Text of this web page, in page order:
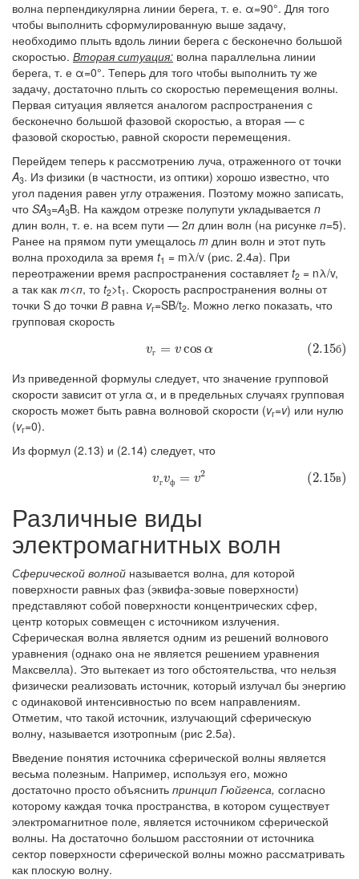
волна перпендикулярна линии берега, т. е. α=90°. Для того
чтобы выполнить сформулированную выше задачу,
необходимо плыть вдоль линии берега с бесконечно большой
скоростью. Вторая ситуация: волна параллельна линии
берега, т. е α=0°. Теперь для того чтобы выполнить ту же
задачу, достаточно плыть со скоростью перемещения волны.
Первая ситуация является аналогом распространения с
бесконечно большой фазовой скоростью, а вторая — с
фазовой скоростью, равной скорости перемещения.
Перейдем теперь к рассмотрению луча, отраженного от точки
A3. Из физики (в частности, из оптики) хорошо известно, что
угол падения равен углу отражения. Поэтому можно записать,
что SA3=A3B. На каждом отрезке полупути укладывается n
длин волн, т. е. на всем пути — 2п длин волн (на рисунке п=5).
Ранее на прямом пути умещалось m длин волн и этот путь
волна проходила за время t1 = mλ/v (рис. 2.4а). При
переотражении время распространения составляетt2 = nλ/v,
а так как т<п, то t2>t1 . Скорость распространения волны от
точки S до точки В равна vг=SB/t2. Можно легко показать, что
групповая скорость
vг = vcos α (2.15б)
(2.15б) vг=vcos
Из приведенной формулы следует, что значение групповой
скорости зависит от угла α, и в предельных случаях групповая
скорость может быть равна волновой скорости (vг=v) или нулю
(vг=0).
Из формул (2.13) и (2.14) следует, что
vгvф = v2 (2.15в)
(2.15в) vгv ф=
Различные виды
электромагнитных волн
Сферической волной называется волна, для которой
поверхности равных фаз (эквифа-зовые поверхности)
представляют собой поверхности концентрических сфер,
центр которых совмещен с источником излучения.
Сферическая волна является одним из решений волнового
уравнения (однако она не является решением уравнения
Максвелла). Это вытекает из того обстоятельства, что нельзя
физически реализовать источник, который излучал бы энергию
с одинаковой интенсивностью по всем направлениям.
Отметим, что такой источник, излучающий сферическую
волну, называется изотропным (рис 2.5а).
Введение понятия источника сферической волны является
весьма полезным. Например, используя его, можно
достаточно просто объяснить принцип Гюйгенса, согласно
которому каждая точка пространства, в котором существует
электромагнитное поле, является источником сферической
волны. На достаточно большом расстоянии от источника
сектор поверхности сферической волны можно рассматривать
как плоскую волну.